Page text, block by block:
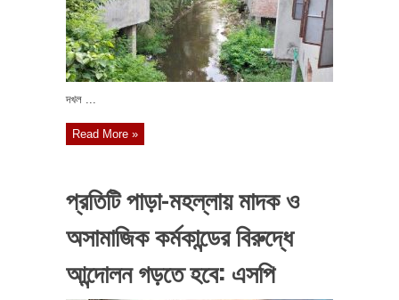
দখল ...
Read More »
প্রতিটি পাড়া-মহল্লায় মাদক ও
অসামাজিক কর্মকান্ডের বিরুদ্ধে
আন্দোলন গড়তে হবে: এসপি